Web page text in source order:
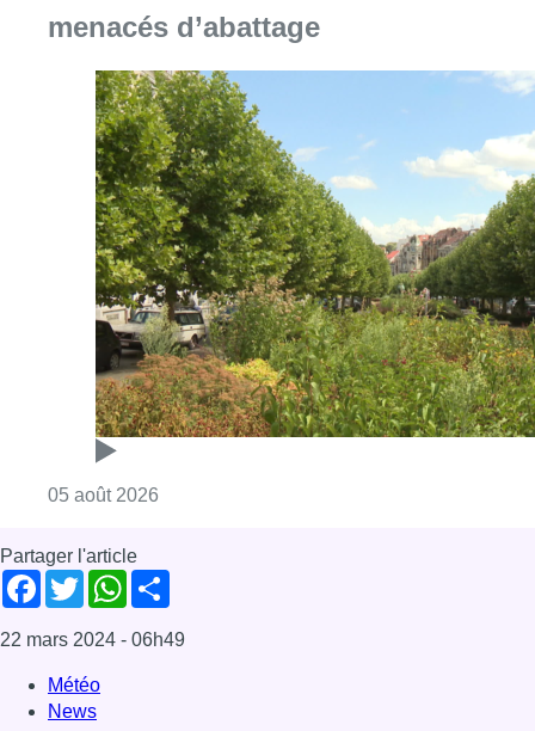
menacés d’abattage
05 août 2026
Partager l'article
Facebook
TwitterWhatsApp
22 mars 2024 - 06h49
Météo
News